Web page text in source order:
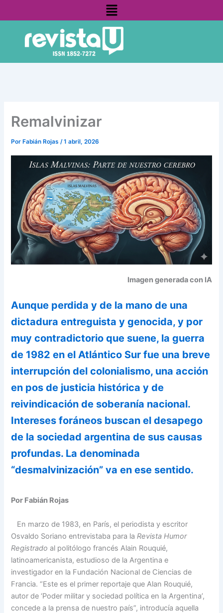
Menú
Remalvinizar
Por Fabián Rojas/1 abril, 2026
Imagen generada con IA
Aunque perdida y de la mano de una
dictadura entreguista y genocida, y por
muy contradictorio que suene, la guerra
de 1982 en el Atlántico Sur fue una breve
interrupción del colonialismo, una acción
en pos de justicia histórica y de
reivindicación de soberanía nacional.
Intereses foráneos buscan el desapego
de la sociedad argentina de sus causas
profundas. La denominada
“desmalvinización” va en ese sentido.
Por Fabián Rojas
En marzo de 1983, en París, el periodista y escritor
Osvaldo Soriano entrevistaba para laRevista Humor
Registrado al politólogo francés Alain Rouquié,
latinoamericanista, estudioso de la Argentina e
investigador en la Fundación Nacional de Ciencias de
Francia. “Este es el primer reportaje que Alan Rouquié,
autor de ‘Poder militar y sociedad política en la Argentina’,
concede a la prensa de nuestro país”, introducía aquella